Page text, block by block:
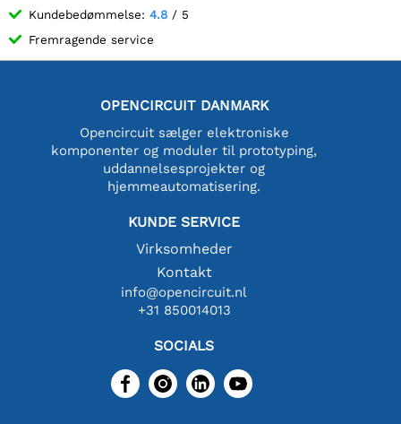
Kundebedømmelse: 4.8 / 5
Fremragende service
OPENCIRCUIT DANMARK
Opencircuit sælger elektroniske
komponenter og moduler til prototyping,
uddannelsesprojekter og
hjemmeautomatisering.
KUNDE SERVICE
Virksomheder
Kontakt
info@opencircuit.nl
+31 850014013
SOCIALS